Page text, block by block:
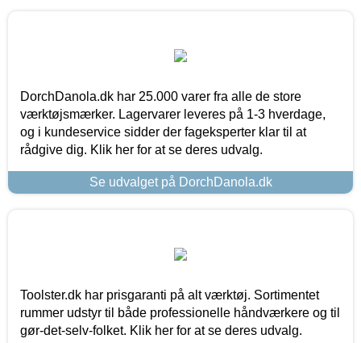
DorchDanola.dk har 25.000 varer fra alle de store
værktøjsmærker. Lagervarer leveres på 1-3 hverdage,
og i kundeservice sidder der fageksperter klar til at
rådgive dig. Klik her for at se deres udvalg.
Se udvalget på DorchDanola.dk
Toolster.dk har prisgaranti på alt værktøj. Sortimentet
rummer udstyr til både professionelle håndværkere og til
gør-det-selv-folket. Klik her for at se deres udvalg.